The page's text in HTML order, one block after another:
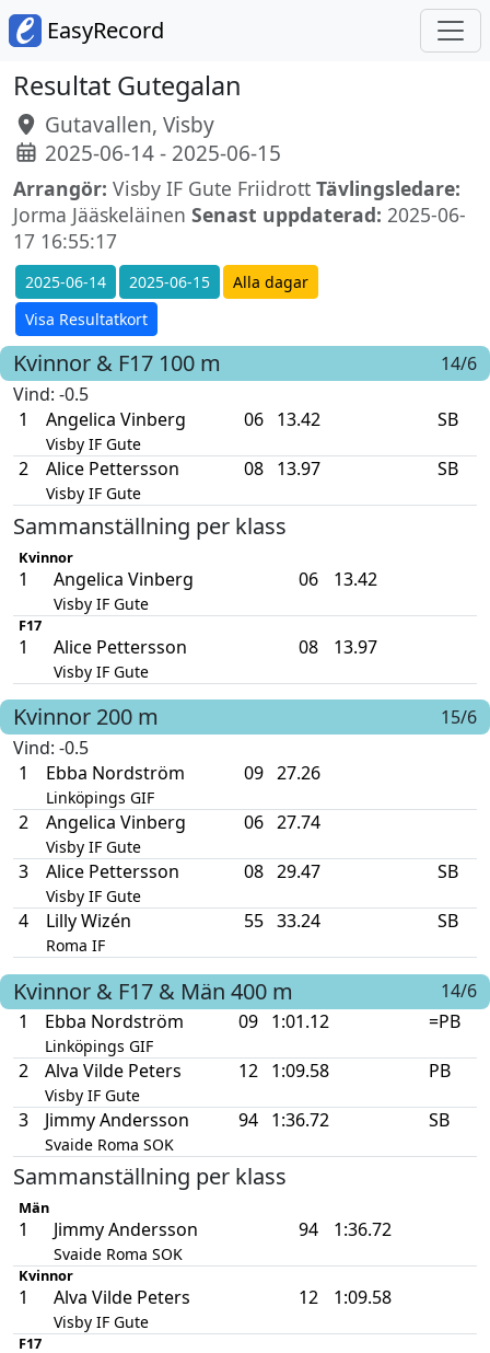
EasyRecord
Resultat Gutegalan
Gutavallen, Visby
2025-06-14 - 2025-06-15
Arrangör: Visby IF Gute Friidrott Tävlingsledare:
Jorma Jääskeläinen Senast uppdaterad: 2025-06-
17 16:55:17
2025-06-14 2025-06-15
Alla dagar
Visa Resultatkort
Kvinnor & F17 100 m
14/6
Vind: -0.5
1
Angelica Vinberg
Visby IF Gute
06 13.42 SB
2 Alice Pettersson
Visby IF Gute
08 13.97 SB
Sammanställning per klass
Kvinnor
1 Angelica Vinberg
Visby IF Gute
06 13.42
F17
1 Alice Pettersson
Visby IF Gute
08 13.97
Kvinnor 200 m
15/6
Vind: -0.5
1
Ebba Nordström
Linköpings GIF
09 27.26
2 Angelica Vinberg
Visby IF Gute
06 27.74
3 Alice Pettersson
Visby IF Gute
08 29.47 SB
4 Lilly Wizén
Roma IF
55 33.24 SB
Kvinnor & F17 & Män 400 m
14/6
1
Ebba Nordström
Linköpings GIF
09 1:01.12 =PB
2 Alva Vilde Peters
Visby IF Gute
12 1:09.58 PB
3 Jimmy Andersson
Svaide Roma SOK
94 1:36.72 SB
Sammanställning per klass
Män
1 Jimmy Andersson
Svaide Roma SOK
94 1:36.72
Kvinnor
1 Alva Vilde Peters
Visby IF Gute
12 1:09.58
F17